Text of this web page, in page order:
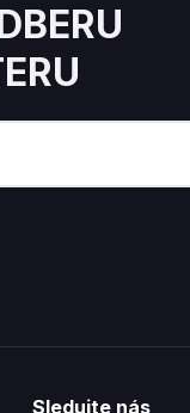
Sledujte nás